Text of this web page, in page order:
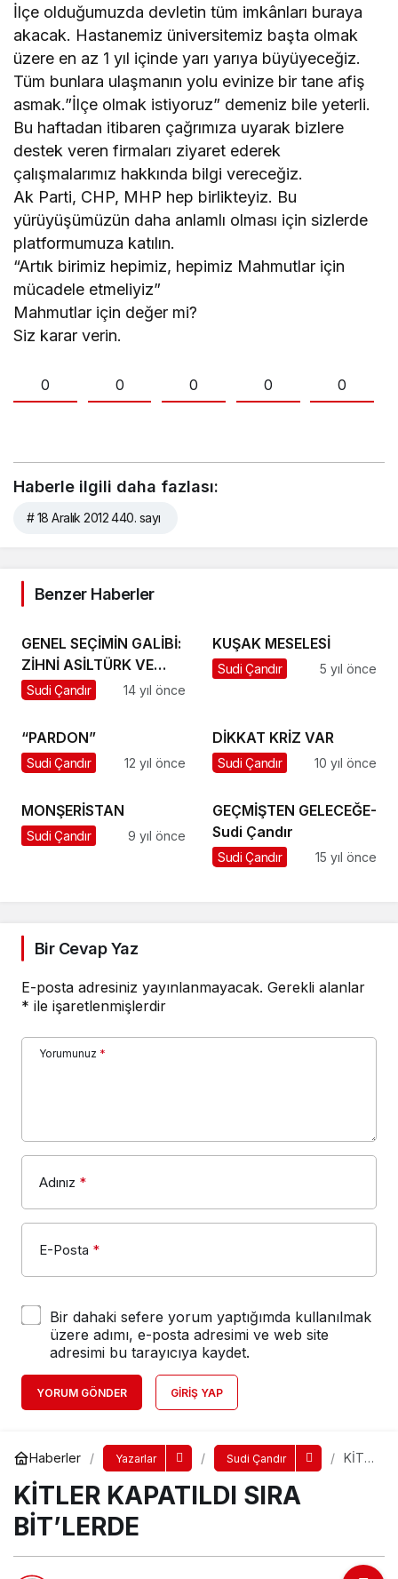
İlçe olduğumuzda devletin tüm imkânları buraya
akacak. Hastanemiz üniversitemiz başta olmak
üzere en az 1 yıl içinde yarı yarıya büyüyeceğiz.
Tüm bunlara ulaşmanın yolu evinize bir tane afiş
asmak.”İlçe olmak istiyoruz” demeniz bile yeterli.
Bu haftadan itibaren çağrımıza uyarak bizlere
destek veren firmaları ziyaret ederek
çalışmalarımız hakkında bilgi vereceğiz.
Ak Parti, CHP, MHP hep birlikteyiz. Bu
yürüyüşümüzün daha anlamlı olması için sizlerde
platformumuza katılın.
“Artık birimiz hepimiz, hepimiz Mahmutlar için
mücadele etmeliyiz”
Mahmutlar için değer mi?
Siz karar verin.
0 0 0 0 0
Haberle ilgili daha fazlası:
# 18 Aralık 2012 440. sayı
Benzer Haberler
GENEL SEÇİMİN GALİBİ:
ZİHNİ ASİLTÜRK VE
KARGICAK
Sudi Çandır 14 yıl önce
KUŞAK MESELESİ
Sudi Çandır 5 yıl önce
“PARDON”
Sudi Çandır 12 yıl önce
DİKKAT KRİZ VAR
Sudi Çandır 10 yıl önce
MONŞERİSTAN
Sudi Çandır 9 yıl önce
GEÇMİŞTEN GELECEĞE-
Sudi Çandır
Sudi Çandır 15 yıl önce
Bir Cevap Yaz
E-posta adresiniz yayınlanmayacak. Gerekli alanlar
* ile işaretlenmişlerdir
Yorumunuz *
Adınız *
E-Posta *
Bir dahaki sefere yorum yaptığımda kullanılmak
üzere adımı, e-posta adresimi ve web site
adresimi bu tarayıcıya kaydet.
YORUM GÖNDER GIRIŞ YAP
Haberler Yazarlar Sudi Çandır
KİTL
KİTLER KAPATILDI SIRA
BİT’LERDE